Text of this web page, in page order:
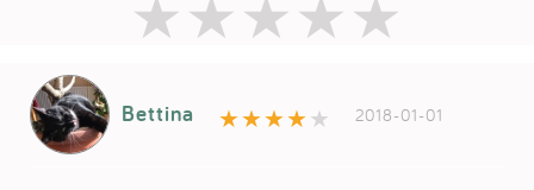
Bettina 2018-01-01